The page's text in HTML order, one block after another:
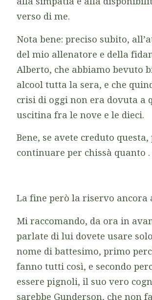
verso di me.
Nota bene: preciso subito,
del mio allenatore e della
Alberto, che abbiamo bevuto
alcool tutta la sera, e che
crisi di oggi non era dovuta a
uscitina fra le nove e le dieci.
Bene, se avete creduto questa,
continuare per chissà quanto .
La fine però la riservo ancora
Mi raccomando, da ora in
parlate di lui dovete usare
nome di battesimo, primo
fanno tutti così, e secondo
essere pignoli, il suo vero
sarebbe Gunderson, che non